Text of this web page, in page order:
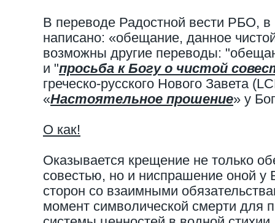
В переводе Радостной вести РБО, в
написано: «обещание, данное
возможны другие переводы:
и "просьба к Богу о чистой
греческо-русского Нового Завета
«Настоятельное прошение» у
О как!
Оказывается крещение не только
совестью, но и ниспрашение оной у
сторон со взаимными
момент символической смерти для